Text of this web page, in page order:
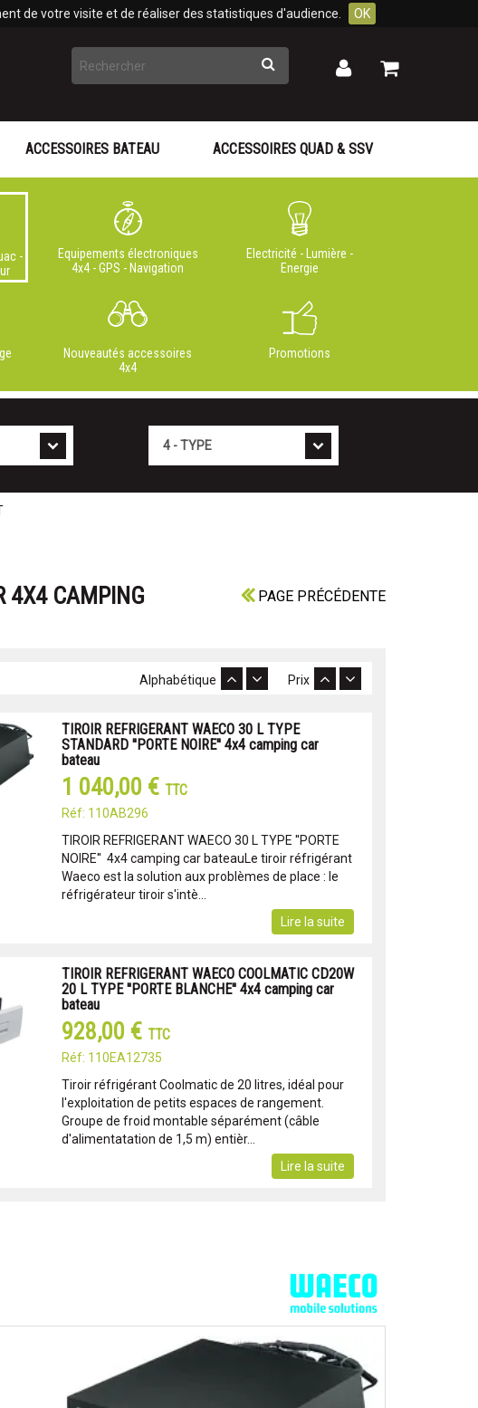
de votre visite et de réaliser des statistiques d'audience. OK
Rechercher Mon
Mon
-
Equipements électroniques
4x4 - GPS - Navigation
Electricité - Lumière -
Energie
Nouveautés accessoires
4x4
Promotions
ACCESSOIRES BATEAU ACCESSOIRES QUAD & SSV
PAGE PRÉCÉDENTE
4X4 CAMPING
Prix
Alphabétique
TIROIR REFRIGERANT WAECO 30 L TYPE
STANDARD ''PORTE NOIRE'' 4x4 camping car
bateau
1 040,00 € TTC
Réf: 110AB296
TIROIR REFRIGERANT WAECO 30 L TYPE ''PORTE
NOIRE'' 4x4 camping car bateauLe tiroir réfrigérant
Waeco est la solution aux problèmes de place : le
réfrigérateur tiroir s'intè...
Lire la suite
TIROIR REFRIGERANT WAECO COOLMATIC CD20W
20 L TYPE ''PORTE BLANCHE'' 4x4 camping car
bateau
928,00 € TTC
Réf: 110EA12735
Tiroir réfrigérant Coolmatic de 20 litres, idéal pour
l'exploitation de petits espaces de rangement.
Groupe de froid montable séparément (câble
d'alimentatation de 1,5 m) entièr...
Lire la suite